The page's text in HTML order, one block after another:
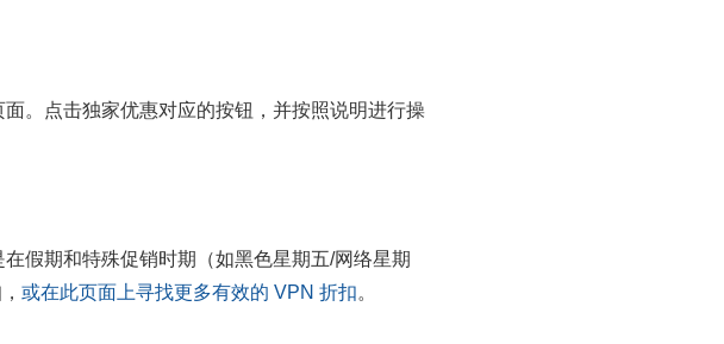
。点击独家优惠对应的按钮，并按照说明进行操
在假期和特殊促销时期（如黑色星期五/网络星期
或在此页面上寻找更多有效的 VPN 折扣。